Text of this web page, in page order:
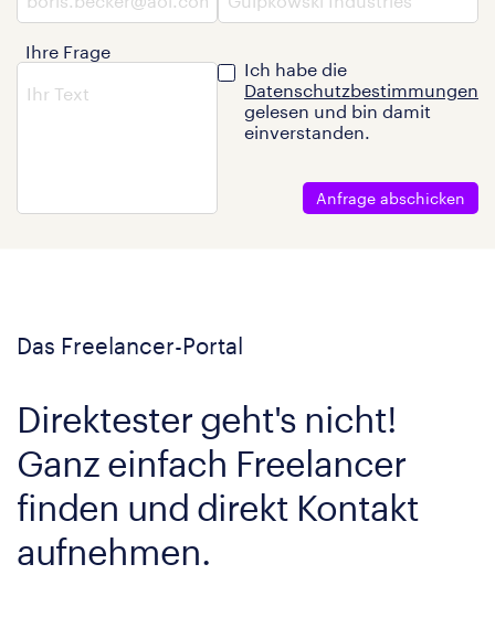
Ihre Frage
Ich habe die
Datenschutzbestimmungen
gelesen und bin damit
einverstanden.
Anfrage abschicken
Das Freelancer-Portal
Direktester geht's nicht!
Ganz einfach Freelancer
finden und direkt Kontakt
aufnehmen.